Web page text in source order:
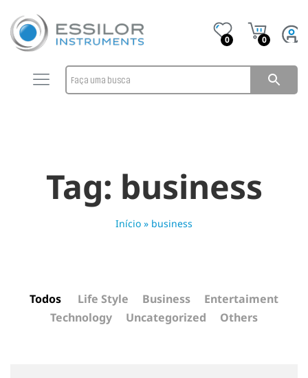
0 0
Tag: business
Início » business
Todos Life Style Business
Entertaiment
Technology
Uncategorized Others